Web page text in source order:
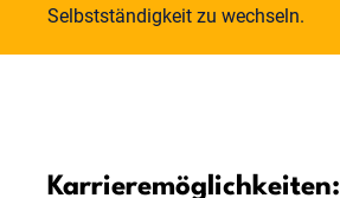
Selbstständigkeit zu wechseln.
Karrieremöglichkeiten: